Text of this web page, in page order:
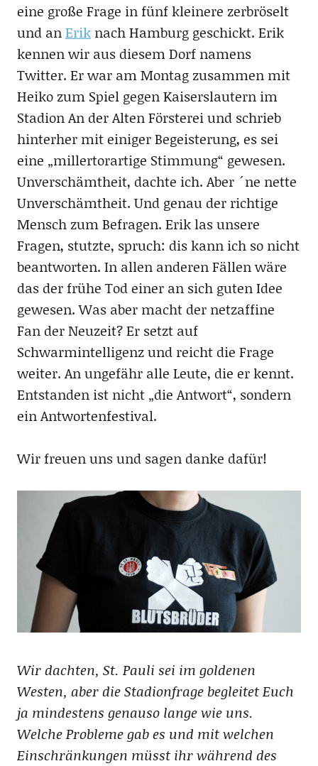
eine große Frage in fünf kleinere zerbröselt
und anEriknach Hamburg geschickt. Erik
kennen wir aus diesem Dorf namens
Twitter. Er war am Montag zusammen mit
Heiko zum Spiel gegen Kaiserslautern im
Stadion An der Alten Försterei und schrieb
hinterher mit einiger Begeisterung, es sei
eine „millertorartige Stimmung“ gewesen.
Unverschämtheit, dachte ich. Aber ´ne nette
Unverschämtheit. Und genau der richtige
Mensch zum Befragen. Erik las unsere
Fragen, stutzte, spruch: dis kann ich so nicht
beantworten. In allen anderen Fällen wäre
das der frühe Tod einer an sich guten Idee
gewesen. Was aber macht der netzaffine
Fan der Neuzeit? Er setzt auf
Schwarmintelligenz und reicht die Frage
weiter. An ungefähr alle Leute, die er kennt.
Entstanden ist nicht „die Antwort“, sondern
ein Antwortenfestival.
Wir freuen uns und sagen danke dafür!
Wir dachten, St. Pauli sei im goldenen
Westen, aber die Stadionfrage begleitet Euch
ja mindestens genauso lange wie uns.
Welche Probleme gab es und mit welchen
Einschränkungen müsst ihr während des